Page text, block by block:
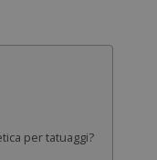
per tatuaggi?